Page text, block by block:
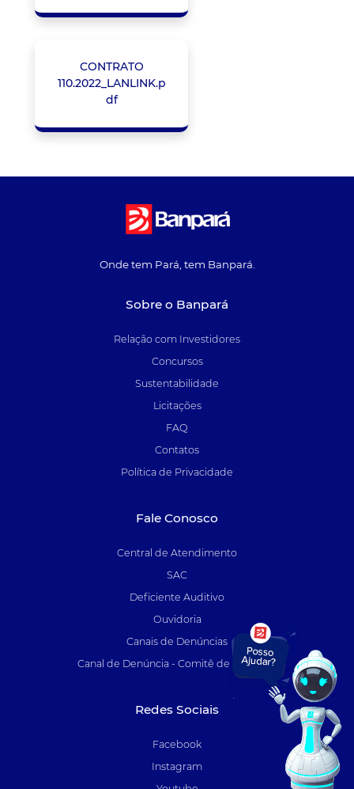
CONTRATO
110.2022_LANLINK.p
df
Onde tem Pará, tem Banpará.
Sobre o Banpará
Relação com Investidores
Concursos
Sustentabilidade
Licitações
FAQ
Contatos
Política de Privacidade
Fale Conosco
Central de Atendimento
SAC
Deficiente Auditivo
Ouvidoria
Canais de Denúncias
Canal de Denúncia - Comitê de Auditoria
Redes Sociais
Facebook
Instagram